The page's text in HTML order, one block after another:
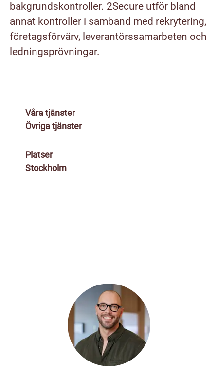
bakgrundskontroller. 2Secure utför bland
annat kontroller i samband med rekrytering,
företagsförvärv, leverantörssamarbeten och
ledningsprövningar.
Våra tjänster
Övriga tjänster
Platser
Stockholm